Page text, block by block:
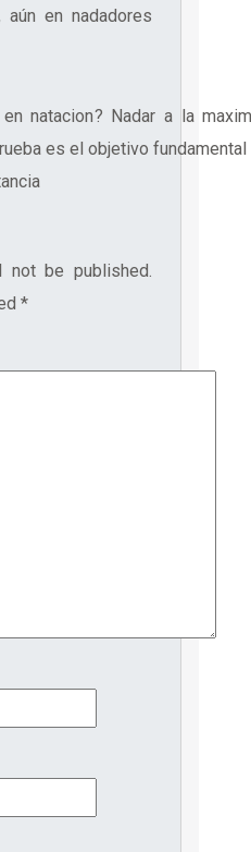
aún en nadadores
natacion? Nadar a la
es el objetivo fundamental
not be published.
*